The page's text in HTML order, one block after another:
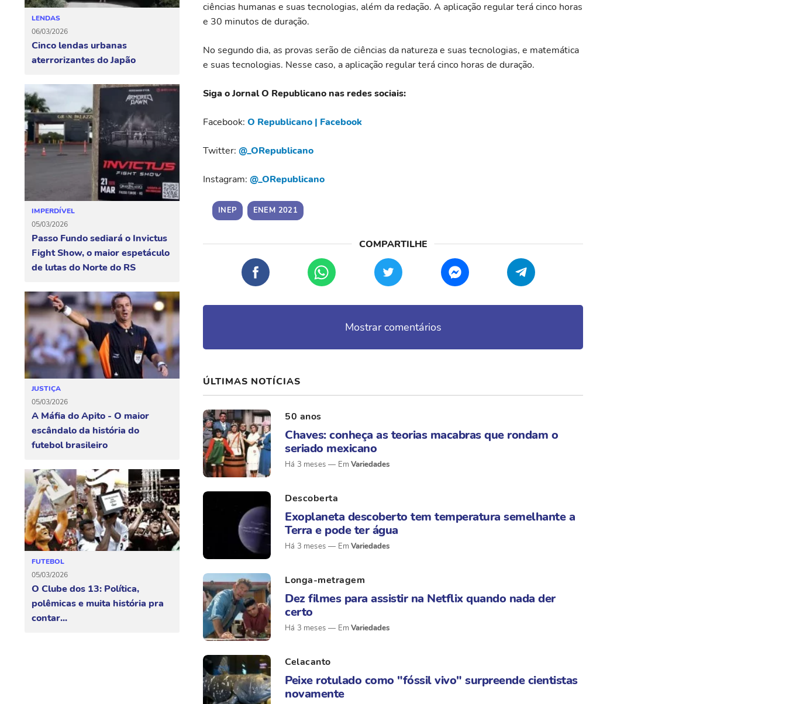
LENDAS
06/03/2026
Cinco lendas urbanas
aterrorizantes do Japão
IMPERDÍVEL
05/03/2026
Passo Fundo sediará o Invictus
Fight Show, o maior espetáculo
de lutas do Norte do RS
JUSTIÇA
05/03/2026
A Máfia do Apito - O maior
escândalo da história do
futebol brasileiro
FUTEBOL
05/03/2026
O Clube dos 13: Política,
polêmicas e muita história pra
contar...
ciências humanas e suas tecnologias, além da redação. A aplicação regular terá cinco horas
e 30 minutos de duração.
No segundo dia, as provas serão de ciências da natureza e suas tecnologias, e matemática
e suas tecnologias. Nesse caso, a aplicação regular terá cinco horas de duração.
Siga o Jornal O Republicano nas redes sociais:
Facebook: O Republicano | Facebook
Twitter: @_ORepublicano
Instagram: @_ORepublicano
INEP ENEM 2021
Mostrar comentários
ÚLTIMAS NOTÍCIAS
50 anos
Chaves: conheça as teorias macabras que rondam o
seriado mexicano
Há 3 meses Variedades
Descoberta
Exoplaneta descoberto tem temperatura semelhante a
Terra e pode ter água
Há 3 meses Variedades
Longa-metragem
Dez filmes para assistir na Netflix quando nada der
certo
Há 3 meses Variedades
Celacanto
Peixe rotulado como "fóssil vivo" surpreende cientistas
novamente